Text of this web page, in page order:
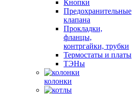
Кнопки
Предохранительные
клапана
Прокладки,
фланцы,
контргайки, трубки
Термостаты и платы
ТЭНы
колонки